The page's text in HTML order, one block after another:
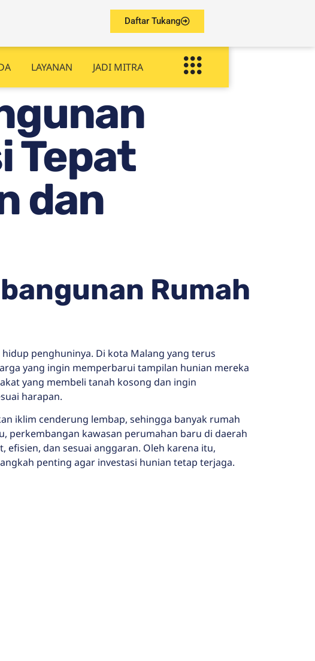
Daftar Tukang
LAYANAN JADI MITRA
Tepat
dan
Rumah
penghuninya. Di kota Malang yang terus
yang ingin memperbarui tampilan hunian mereka
yang membeli tanah kosong dan ingin
harapan.
iklim cenderung lembap, sehingga banyak rumah
perkembangan kawasan perumahan baru di daerah
dan sesuai anggaran. Oleh karena itu,
penting agar investasi hunian tetap terjaga.